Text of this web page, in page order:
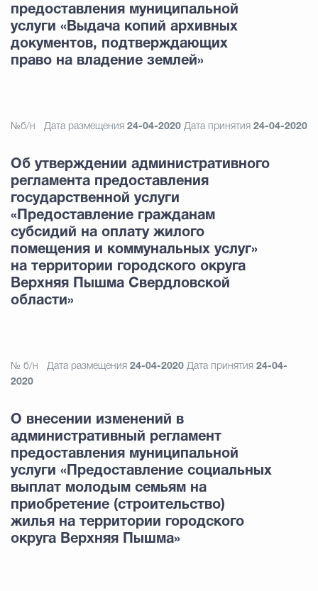
предоставления муниципальной
услуги «Выдача копий архивных
документов, подтверждающих
право на владение землей»
№б/н Дата размещения 24-04-2020 Дата принятия 24-04-2020
Об утверждении административного
регламента предоставления
государственной услуги
«Предоставление гражданам
субсидий на оплату жилого
помещения и коммунальных услуг»
на территории городского округа
Верхняя Пышма Свердловской
области»
№ б/н Дата размещения 24-04-2020 Дата принятия 24-04-
2020
О внесении изменений в
административный регламент
предоставления муниципальной
услуги «Предоставление социальных
выплат молодым семьям на
приобретение (строительство)
жилья на территории городского
округа Верхняя Пышма»